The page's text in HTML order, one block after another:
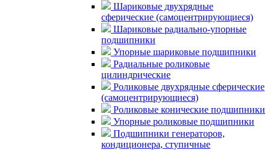
Шариковые двухрядные
сферические (самоцентрирующиеся)
Шариковые радиально-упорные
подшипники
Упорные шариковые подшипники
Радиальные роликовые
цилиндрические
Роликовые двухрядные сферические
(самоцентрирующиеся)
Роликовые конические подшипники
Упорные роликовые подшипники
Подшипники генераторов,
кондиционера, ступичные